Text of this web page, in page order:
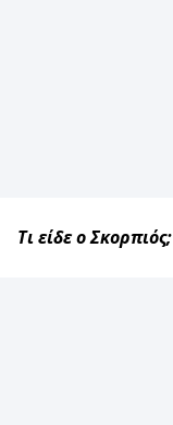
Τι είδε ο Σκορπιός;